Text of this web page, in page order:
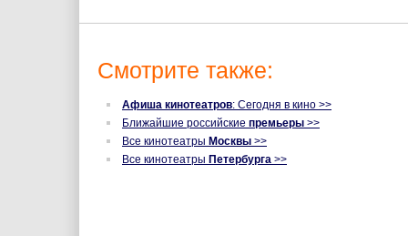
Смотрите также:
Афиша кинотеатров: Сегодня в кино >>
Ближайшие российские премьеры >>
Все кинотеатры Москвы >>
Все кинотеатры Петербурга >>